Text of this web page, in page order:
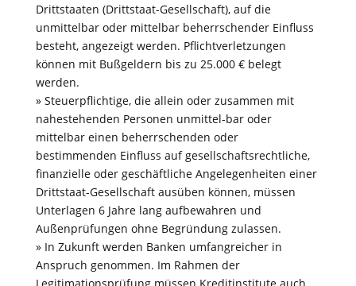
Drittstaaten (Drittstaat-Gesellschaft), auf die
unmittelbar oder mittelbar beherrschender Einﬂuss
besteht, angezeigt werden. Pﬂichtverletzungen
können mit Bußgeldern bis zu 25.000 € belegt
werden.
» Steuerpﬂichtige, die allein oder zusammen mit
nahestehenden Personen unmittel-bar oder
mittelbar einen beherrschenden oder
bestimmenden Einﬂuss auf gesellschaftsrechtliche,
ﬁnanzielle oder geschäftliche Angelegenheiten einer
Drittstaat-Gesellschaft ausüben können, müssen
Unterlagen 6 Jahre lang aufbewahren und
Außenprüfungen ohne Begründung zulassen.
» In Zukunft werden Banken umfangreicher in
Anspruch genommen. Im Rahmen der